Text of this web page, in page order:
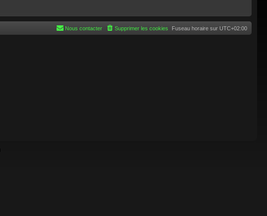
Fuseau horaire sur UTC+02:00
Supprimer les cookies
Nous contacter